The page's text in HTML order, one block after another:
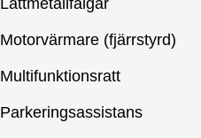
Motorvärmare (fjärrstyrd)
Multifunktionsratt
Parkeringsassistans